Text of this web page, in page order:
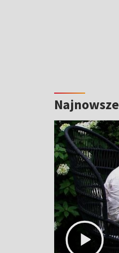
Najnowsze